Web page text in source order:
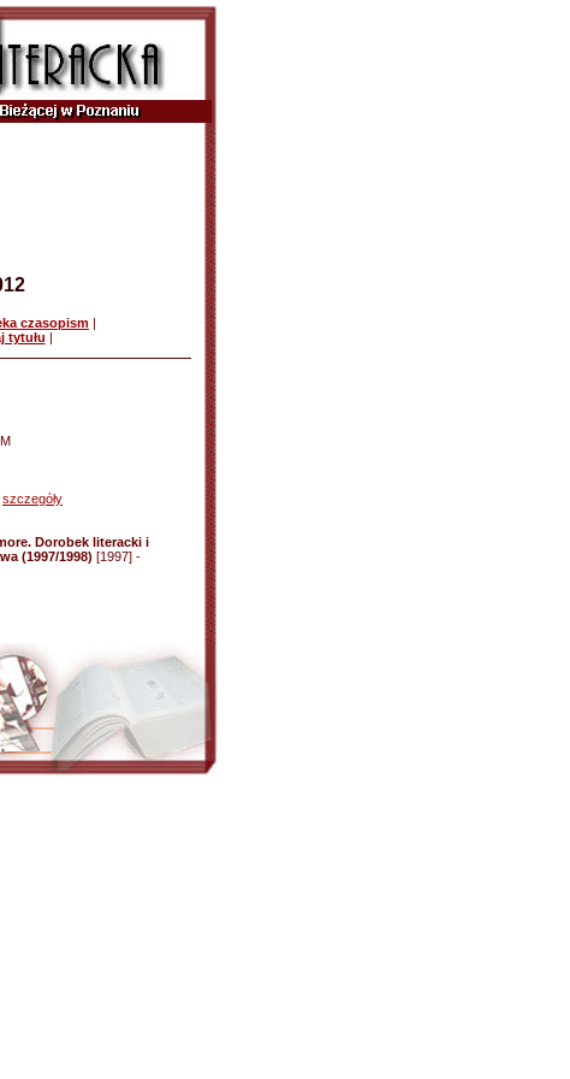
czasopism |
tytułu |
szczegóły
Dorobek literacki i
(1997/1998) [1997] -